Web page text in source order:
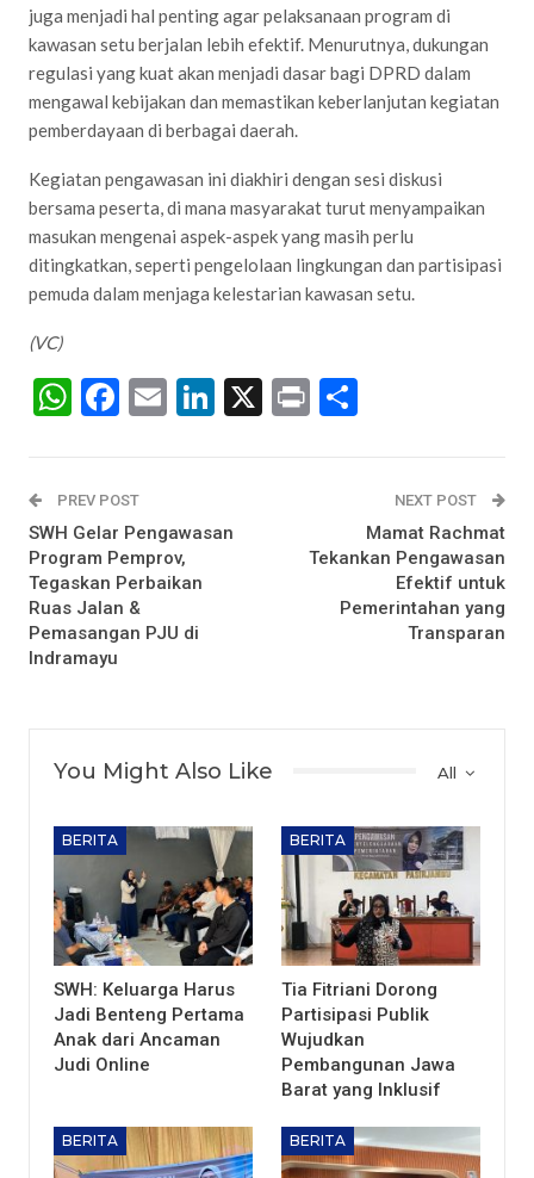
juga menjadi hal penting agar pelaksanaan program di
kawasan setu berjalan lebih efektif. Menurutnya, dukungan
regulasi yang kuat akan menjadi dasar bagi DPRD dalam
mengawal kebijakan dan memastikan keberlanjutan kegiatan
pemberdayaan di berbagai daerah.
Kegiatan pengawasan ini diakhiri dengan sesi diskusi
bersama peserta, di mana masyarakat turut menyampaikan
masukan mengenai aspek-aspek yang masih perlu
ditingkatkan, seperti pengelolaan lingkungan dan partisipasi
pemuda dalam menjaga kelestarian kawasan setu.
(VC)
WhatsApp
Facebook
EmailLinkedIn
X Print
PREV POST
SWH Gelar Pengawasan
Program Pemprov,
Tegaskan Perbaikan
Ruas Jalan &
Pemasangan PJU di
Indramayu
NEXT POST
Mamat Rachmat
Tekankan Pengawasan
Efektif untuk
Pemerintahan yang
Transparan
All
You Might Also Like
BERITA
SWH: Keluarga Harus
Jadi Benteng Pertama
Anak dari Ancaman
Judi Online
BERITA
Tia Fitriani Dorong
Partisipasi Publik
Wujudkan
Pembangunan Jawa
Barat yang Inklusif
BERITA BERITA